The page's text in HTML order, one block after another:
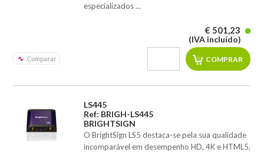
especializados ...
Comparar
€ 501,23
(IVA incluído)
LS445
Ref: BRIGH-LS445
BRIGHTSIGN
O BrightSign LS5 destaca-se pela sua qualidade
incomparável em desempenho HD, 4K e HTML5,